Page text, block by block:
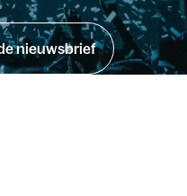
nieuwsbrief